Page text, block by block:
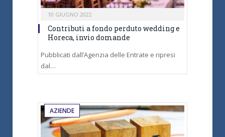
10 GIUGNO 2022
Contributi a fondo perduto wedding e
Horeca, invio domande
Pubblicati dall’Agenzia delle Entrate e ripresi
dal…
AZIENDE